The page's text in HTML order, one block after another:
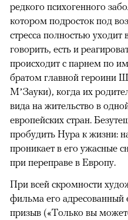
редкого психогенного
котором подросток под
стресса полностью уходит
говорить, есть и
происходит с парнем по
братом главной героини
М’Зауки), когда их
вида на жительство в
европейских стран.
пробудить Нура к жизни:
проникает в его ужасные
при переправе в Европу.
При всей скромности
фильма его
призыв («Только вы